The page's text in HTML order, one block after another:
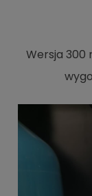
Wersja 300